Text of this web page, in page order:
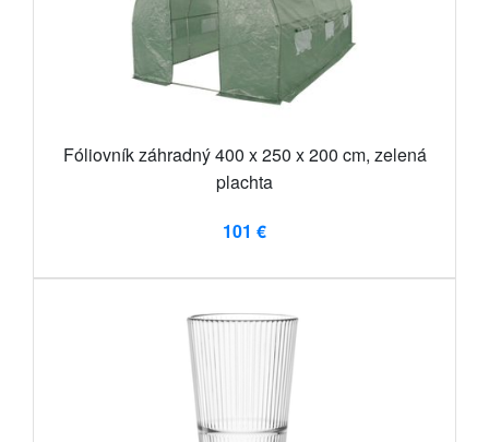
Fóliovník záhradný 400 x 250 x 200 cm, zelená
plachta
101 €